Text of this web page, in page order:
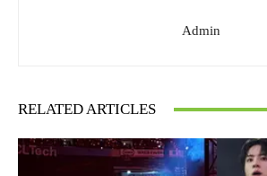
Admin
RELATED ARTICLES